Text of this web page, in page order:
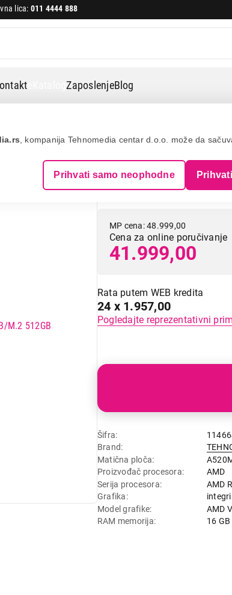
, kompanija Tehnomedia centar d.o.o. može da
Prihvati samo neophodne
lica: 011 4444 888
eKatalogZaposlenjeBlog
TEHNOMEDIA
3400G/16GB/
MP cena: 48.999,00
Cena za online poručivanje
41.999,00
Rata putem WEB kredita
24 x 1.957,00
Pogledajte reprezentativni
Šifra
Brand
Matična ploča
Proizvođač procesora
AMD
Serija procesora
AMD
Grafika
Model grafike
AMD
RAM memorija
16 GB